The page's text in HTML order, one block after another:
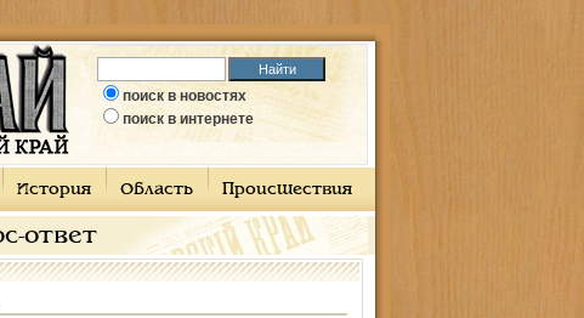
поиск в новостях
поиск в интернете
История Область Происшествия
ответ